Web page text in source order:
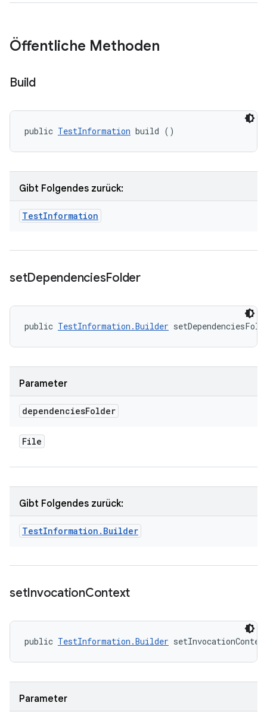
Öffentliche Methoden
Build
public TestInformation build ()
Gibt Folgendes zurück:
TestInformation
setDependenciesFolder
public TestInformation.Builder
Parameter
dependenciesFolder
File
Gibt Folgendes zurück:
TestInformation . Builder
setInvocationContext
public TestInformation.Builder
Parameter